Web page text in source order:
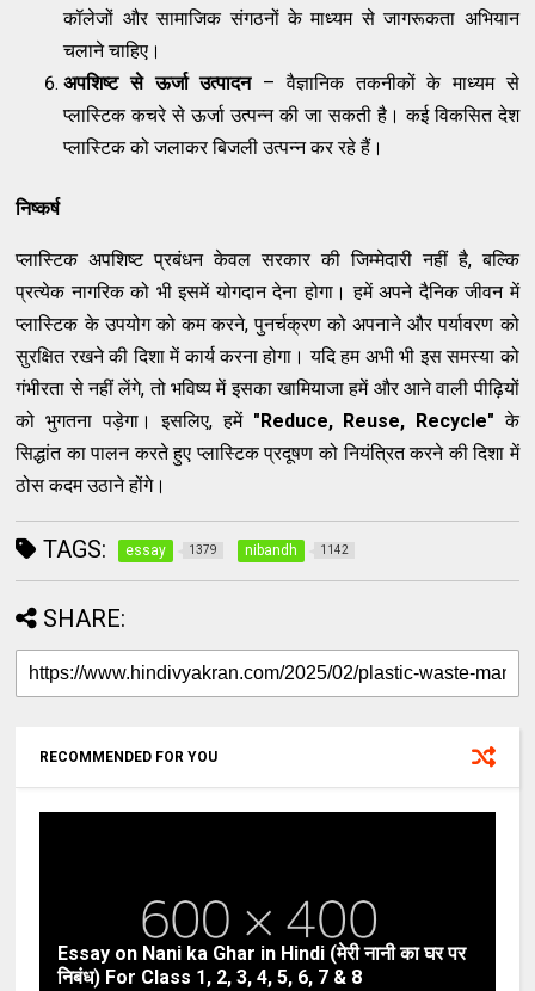
कॉलेजों और सामाजिक संगठनों के माध्यम से जागरूकता अभियान
चलाने चाहिए।
अपशिष्ट से ऊर्जा उत्पादन– वैज्ञानिक तकनीकों के माध्यम से
प्लास्टिक कचरे से ऊर्जा उत्पन्न की जा सकती है। कई विकसित देश
प्लास्टिक को जलाकर बिजली उत्पन्न कर रहे हैं।
निष्कर्ष
प्लास्टिक अपशिष्ट प्रबंधन केवल सरकार की जिम्मेदारी नहीं है, बल्कि
प्रत्येक नागरिक को भी इसमें योगदान देना होगा। हमें अपने दैनिक जीवन में
प्लास्टिक के उपयोग को कम करने, पुनर्चक्रण को अपनाने और पर्यावरण को
सुरक्षित रखने की दिशा में कार्य करना होगा। यदि हम अभी भी इस समस्या को
गंभीरता से नहीं लेंगे, तो भविष्य में इसका खामियाजा हमें और आने वाली पीढ़ियों
को भुगतना पड़ेगा। इसलिए, हमें "Reduce, Reuse, Recycle" के
सिद्धांत का पालन करते हुए प्लास्टिक प्रदूषण को नियंत्रित करने की दिशा में
ठोस कदम उठाने होंगे।
TAGS: essay 1379 nibandh 1142
SHARE:
RECOMMENDED FOR YOU
Essay on Nani ka Ghar in Hindi (मेरी नानी का घर पर
निबंध) For Class 1, 2, 3, 4, 5, 6, 7 & 8